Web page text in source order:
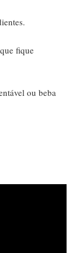
fique
ou beba